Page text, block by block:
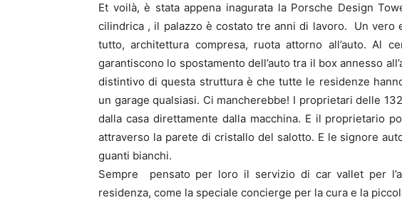
Et voilà, è stata appena inagurata la Porsche Design
cilindrica , il palazzo è costato tre anni di lavoro. Un vero
tutto, architettura compresa, ruota attorno all’auto. Al
garantiscono lo spostamento dell’auto tra il box annesso
distintivo di questa struttura è che tutte le residenze
un garage qualsiasi. Ci mancherebbe! I proprietari delle
dalla casa direttamente dalla macchina. E il proprietario
attraverso la parete di cristallo del salotto. E le signore
guanti bianchi.
Sempre pensato per loro il servizio di car vallet per
residenza, come la speciale concierge per la cura e la